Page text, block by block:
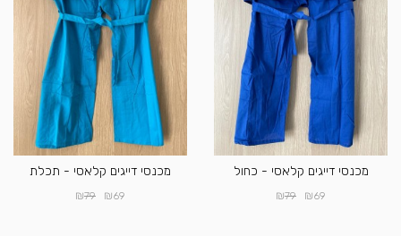
מכנסי דייגים קלאסי - כחול
₪69
₪79
מכנסי דייגים קלאסי - תכלת
₪69
₪79